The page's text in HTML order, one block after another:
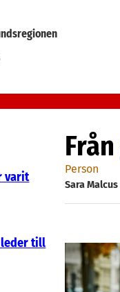
varit
leder till
Från
Person
Sara Malcus